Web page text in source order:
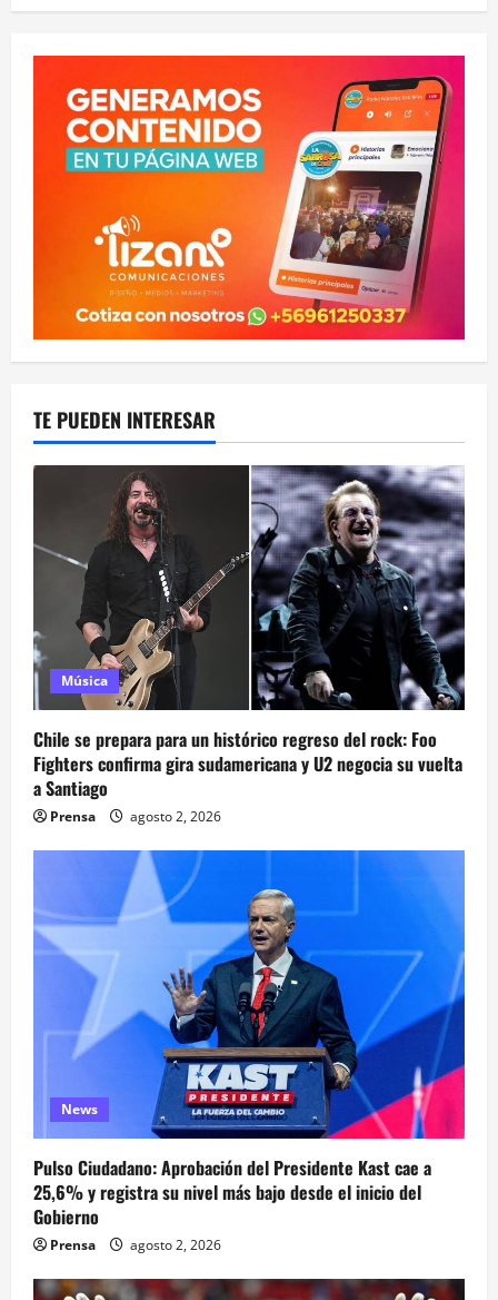
TE PUEDEN INTERESAR
Música
Chile se prepara para un histórico regreso del rock: Foo
Fighters confirma gira sudamericana y U2 negocia su vuelta
a Santiago
Prensa agosto 2, 2026
News
Pulso Ciudadano: Aprobación del Presidente Kast cae a
25,6% y registra su nivel más bajo desde el inicio del
Gobierno
Prensa agosto 2, 2026